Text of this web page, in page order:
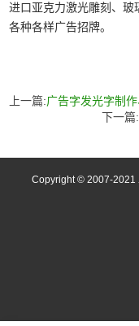
进口亚克力激光雕刻、
各种各样广告招牌。
上一篇:广告字发光字制
下一篇:
Copyright © 2007-2021